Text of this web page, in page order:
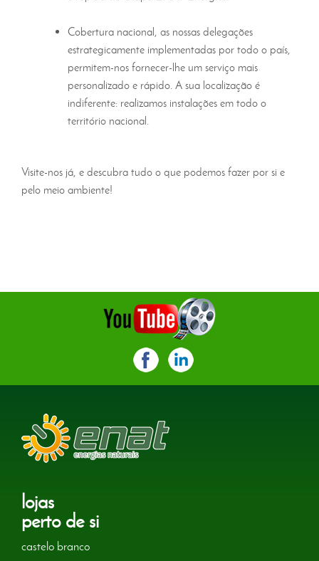
Cobertura nacional, as nossas delegações
estrategicamente implementadas por todo o país,
permitem-nos fornecer-lhe um serviço mais
personalizado e rápido. A sua localização é
indiferente: realizamos instalações em todo o
território nacional.
Visite-nos já, e descubra tudo o que podemos fazer por si e
pelo meio ambiente!
lojas
perto de si
castelo branco